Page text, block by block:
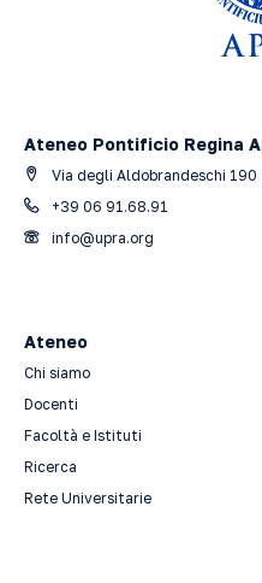
Ateneo Pontificio Regina
Via degli Aldobrandeschi 190
+39 06 91.68.91
info@upra.org
Ateneo
Chi siamo
Docenti
Facoltà e Istituti
Ricerca
Rete Universitarie